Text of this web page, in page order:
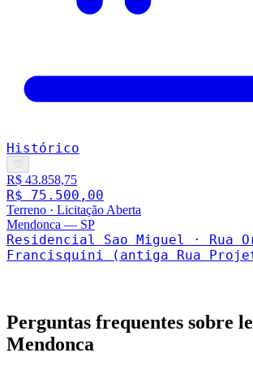
Histórico
♡
R$ 43.858,75
R$ 75.500,00
Terreno · Licitação Aberta
Mendonca — SP
Residencial Sao Miguel · Rua
Francisquini (antiga Rua
Perguntas frequentes sobre
Mendonca